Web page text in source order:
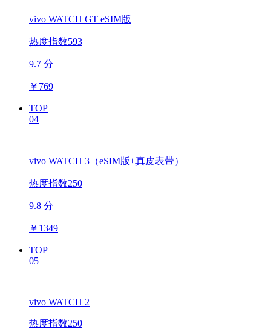
vivo WATCH GT eSIM版
热度指数593
9.7 分
￥ 769
TOP
04
vivo WATCH 3（eSIM版+真皮表带）
热度指数250
9.8 分
￥ 1349
TOP
05
vivo WATCH 2
热度指数250